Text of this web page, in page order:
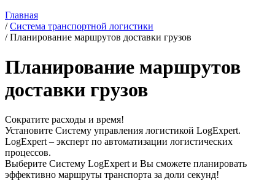
Главная
/Система транспортной логистики
/Планирование маршрутов доставки грузов
Планирование маршрутов
доставки грузов
Сократите расходы и время!
Установите Систему управления логистикой LogExpert.
LogExpert – эксперт по автоматизации логистических
процессов.
Выберите Систему LogExpert и Вы сможете планировать
эффективно маршруты транспорта за доли секунд!